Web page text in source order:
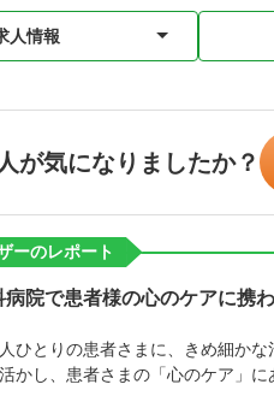
人情報
が気になりましたか？
ーのレポート
病院で患者様の心のケアに携
ひとりの患者さまに、きめ細か
かし、患者さまの「心のケア」に